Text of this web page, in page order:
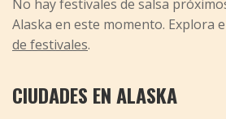
No hay festivales de salsa
Alaska en este momento. Explora
de festivales.
CIUDADES EN ALASKA